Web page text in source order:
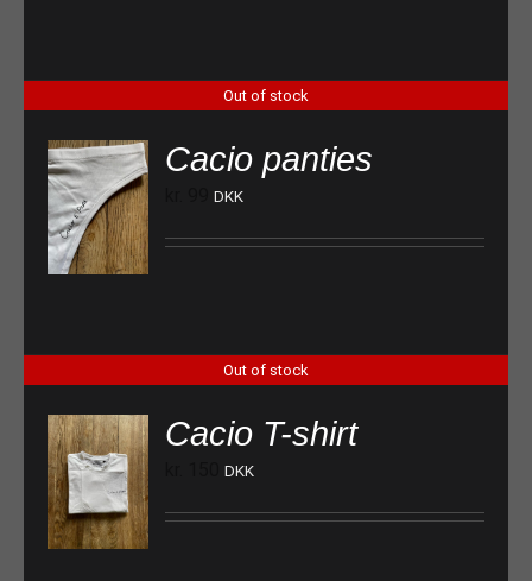
Out of stock
Cacio panties
DKK
Out of stock
Cacio T-shirt
DKK